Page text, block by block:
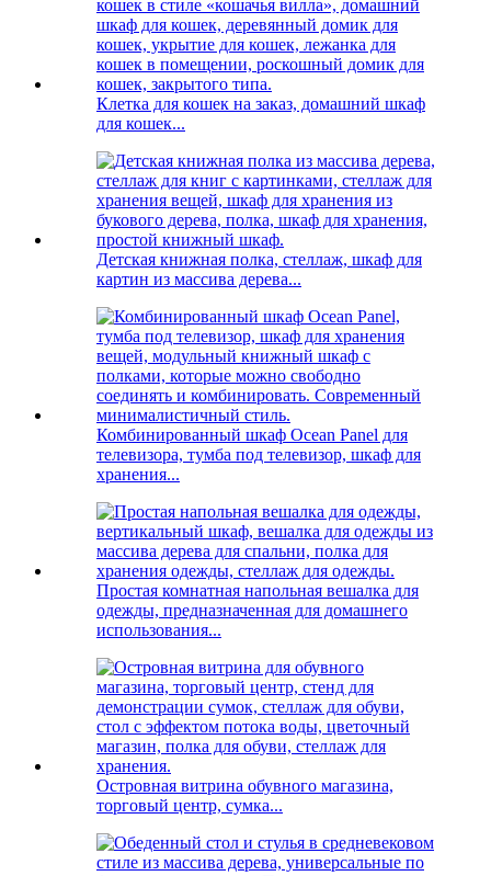
Клетка для кошек на заказ, домашний шкаф
для кошек...
Детская книжная полка, стеллаж, шкаф для
картин из массива дерева...
Комбинированный шкаф Ocean Panel для
телевизора, тумба под телевизор, шкаф для
хранения...
Простая комнатная напольная вешалка для
одежды, предназначенная для домашнего
использования...
Островная витрина обувного магазина,
торговый центр, сумка...